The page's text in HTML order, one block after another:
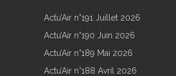
Actu’Air n°191 Juillet 2026
Actu’Air n°190 Juin 2026
Actu’Air n°189 Mai 2026
Actu’Air n°188 Avril 2026